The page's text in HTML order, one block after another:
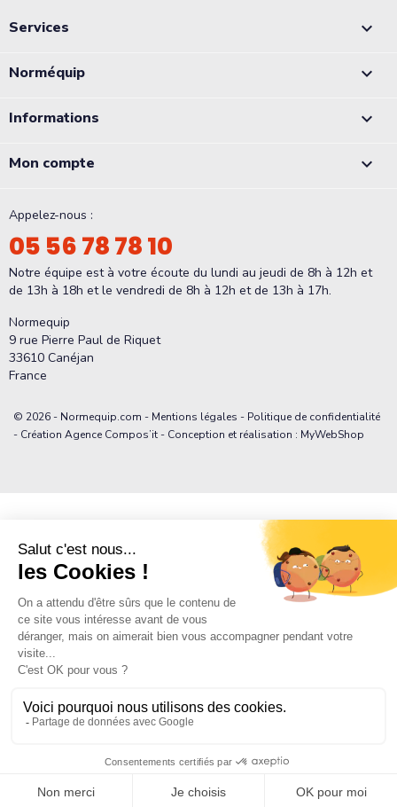
19,90 €
Livraison dès le 11/08/2026
DEMANDEZ UN DEVIS
Services 
Norméquip 
Informations 
Mon compte 
Appelez-nous :
05 56 78 78 10
Notre équipe est à votre écoute du lundi au jeudi de 8h à 12h et
de 13h à 18h et le vendredi de 8h à 12h et de 13h à 17h.
Normequip
9 rue Pierre Paul de Riquet
33610 Canéjan
France
© 2026 - Normequip.com - Mentions légales - Politique de confidentialité
- Création Agence Compos’it - Conception et réalisation : MyWebShop